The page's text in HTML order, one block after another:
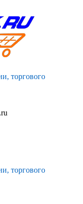
торгового
торгового